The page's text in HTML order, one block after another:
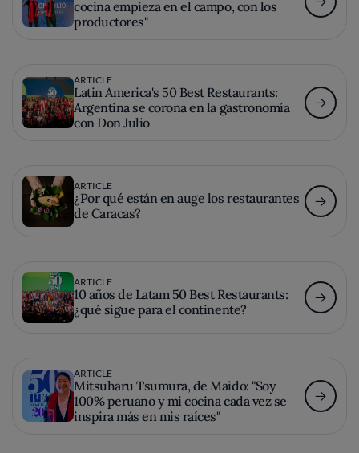
cocina empieza en el campo, con los
productores"
ARTICLE
Latin America's 50 Best Restaurants:
Argentina se corona en la gastronomía
con Don Julio
ARTICLE
¿Por qué están en auge los restaurantes
de Caracas?
ARTICLE
10 años de Latam 50 Best Restaurants:
¿qué sigue para el continente?
ARTICLE
Mitsuharu Tsumura, de Maido: "Soy
100% peruano y mi cocina cada vez se
inspira más en mis raíces"